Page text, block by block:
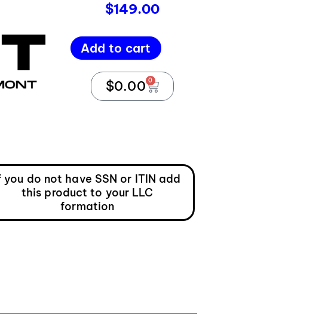
$149.00
Add to cart
$0.00 0
you do not have SSN or ITIN add
this product to your LLC
formation